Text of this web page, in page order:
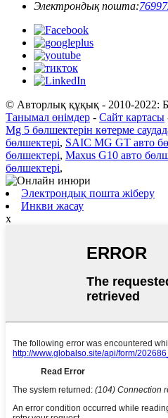
Электрондық пошта:
© Авторлық құқық - 2010-2022:
Танымал өнімдер - Сайт картасы
Mg 5 бөлшектерін көтерме
бөлшектері, SAIC MG GT авто
бөлшектері, Maxus G10 авто
бөлшектері,
Электрондық пошта жіберу
Инкви жасау
x